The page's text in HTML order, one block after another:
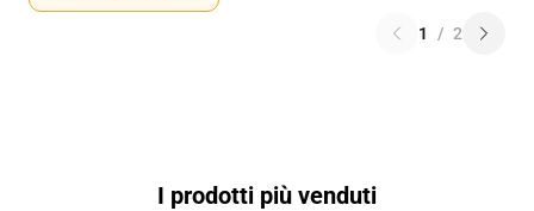
1 / 2
I prodotti più venduti